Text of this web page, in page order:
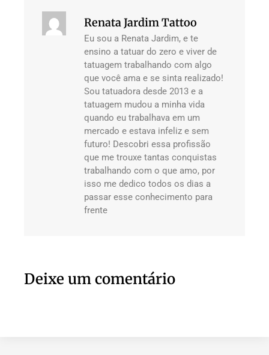
Renata Jardim Tattoo
Eu sou a Renata Jardim, e te
ensino a tatuar do zero e viver de
tatuagem trabalhando com algo
que você ama e se sinta realizado!
Sou tatuadora desde 2013 e a
tatuagem mudou a minha vida
quando eu trabalhava em um
mercado e estava infeliz e sem
futuro! Descobri essa profissão
que me trouxe tantas conquistas
trabalhando com o que amo, por
isso me dedico todos os dias a
passar esse conhecimento para
frente
Deixe um comentário